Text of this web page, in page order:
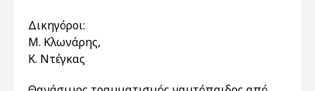
Δικηγόροι:
Μ. Κλωνάρης,
Κ. Ντέγκας